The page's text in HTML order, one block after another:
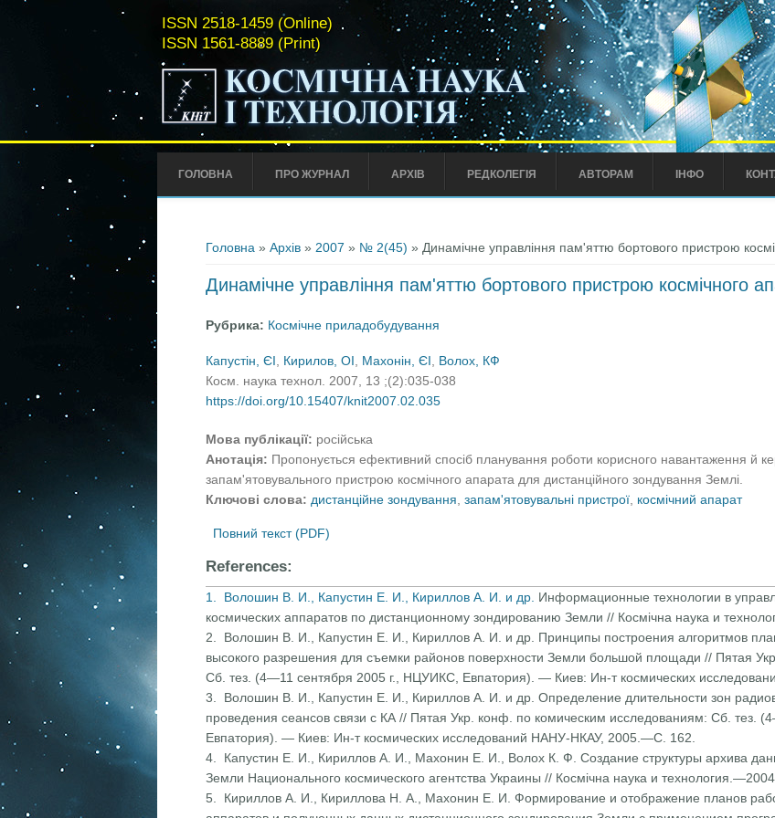
ISSN 2518-1459 (Online)
ISSN 1561-8889 (Print)
ГОЛОВНА ПРО ЖУРНАЛ АРХІВ РЕДКОЛЕГІЯ АВТОРАМ ІНФО
Головна» Архів» 2007 » № 2(45) » Динамічне управління пам'яттю бортового пристрою
Динамічне управління пам'яттю бортового пристрою космічного
Рубрика: Космічне приладобудування
Капустін, ЄІ, Кирилов, ОІ, Махонін, ЄІ, Волох, КФ
Косм. наука технол. 2007, 13 ;(2):035-038
https://doi.org/10.15407/knit2007.02.035
Мова публікації: російська
Анотація: Пропонується ефективний спосіб планування роботи корисного навантаження й
запам'ятовувального пристрою космічного апарата для дистанційного зондування Землі.
Ключові слова: дистанційне зондування, запам'ятовувальні пристрої, космічний апарат
Повний текст (PDF)
References:
1. Волошин В. И., Капустин Е. И., Кириллов А. И. и др. Информационные технологии в
космических аппаратов по дистан­ционному зондированию Земли // Космічна наука и
2. Волошин В. И., Капустин Е. И., Кириллов А. И. и др. Принципы построения алгоритмов
высокого разрешения для съемки районов поверхности Земли большой площади // Пятая
Сб. тез. (4—11 сентября 2005 г., НЦУИКС, Евпатория). — Киев: Ин-т космических
3. Волошин В. И., Капустин Е. И., Кириллов А. И. и др. Определение длительности зон
проведения сеансов связи с КА // Пятая Укр. конф. по комическим исследованиям: Сб. тез.
Евпатория). — Киев: Ин-т космических исследований НАНУ-НКАУ, 2005.—С. 162.
4. Капустин Е. И., Кириллов А. И., Махонин Е. И., Волох К. Ф. Создание структуры архива
Земли Национального кос­мического агентства Украины // Космічна наука и
5. Кириллов А. И., Кириллова Н. А., Махонин Е. И. Формирование и отображение планов